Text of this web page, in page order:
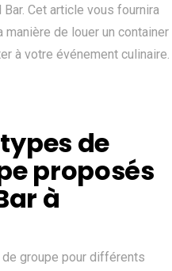
Cet article vous fournira
de louer un container
à votre événement culinaire.
de
proposés
à
groupe pour différents